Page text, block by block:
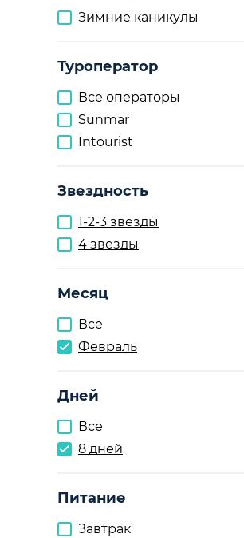
Зимние каникулы
Туроператор
Все операторы
Sunmar
Intourist
Звездность
1-2-3 звезды
4 звезды
Месяц
Все
Февраль
Дней
Все
8 дней
Питание
Завтрак